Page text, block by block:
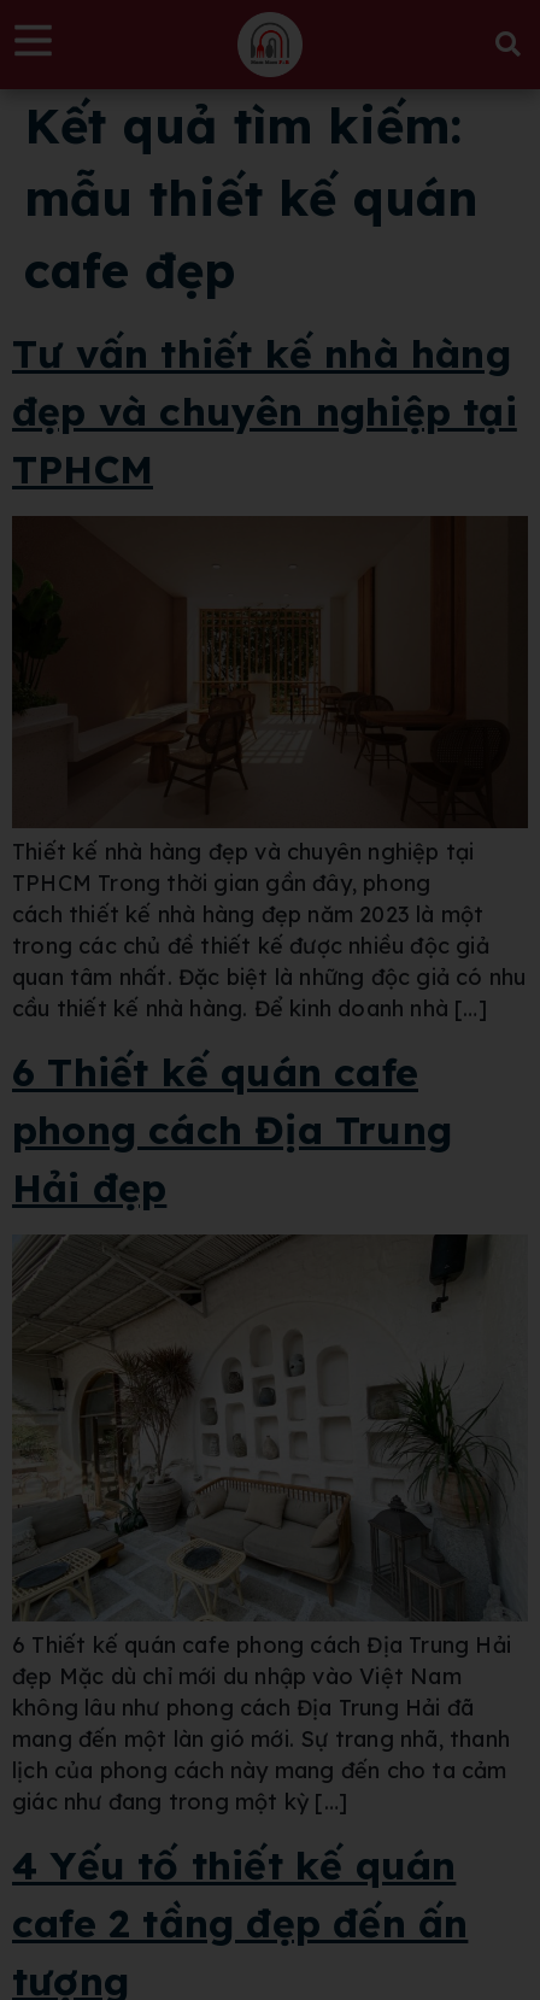
Kết quả tìm kiếm:
mẫu thiết kế quán
cafe đẹp
Tư vấn thiết kế nhà hàng
đẹp và chuyên nghiệp tại
TPHCM
Thiết kế nhà hàng đẹp và chuyên nghiệp tại
TPHCM Trong thời gian gần đây, phong
cách thiết kế nhà hàng đẹp năm 2023 là một
trong các chủ đề thiết kế được nhiều độc giả
quan tâm nhất. Đặc biệt là những độc giả có nhu
cầu thiết kế nhà hàng. Để kinh doanh nhà […]
6 Thiết kế quán cafe
phong cách Địa Trung
Hải đẹp
6 Thiết kế quán cafe phong cách Địa Trung Hải
đẹp Mặc dù chỉ mới du nhập vào Việt Nam
không lâu như phong cách Địa Trung Hải đã
mang đến một làn gió mới. Sự trang nhã, thanh
lịch của phong cách này mang đến cho ta cảm
giác như đang trong một kỳ […]
4 Yếu tố thiết kế quán
cafe 2 tầng đẹp đến ấn
tượng